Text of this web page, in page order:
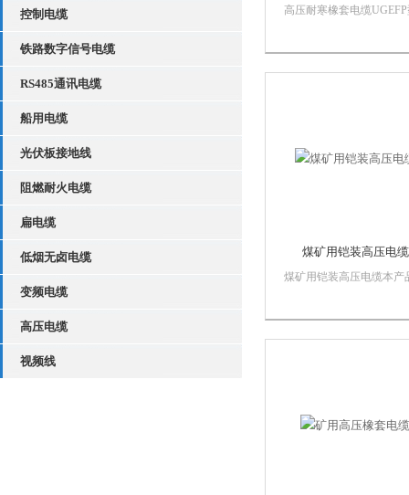
控制电缆
铁路数字信号电缆
RS485通讯电缆
船用电缆
光伏板接地线
阻燃耐火电缆
扁电缆
低烟无卤电缆
变频电缆
高压电缆
视频线
高压耐寒橡套电缆
煤矿用铠装高压电缆
煤矿用铠装高压电缆本产